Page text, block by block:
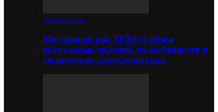
Автомобили
Модельный ряд TENET: обзор
актуальных моделей, их особенности и
технические характеристики